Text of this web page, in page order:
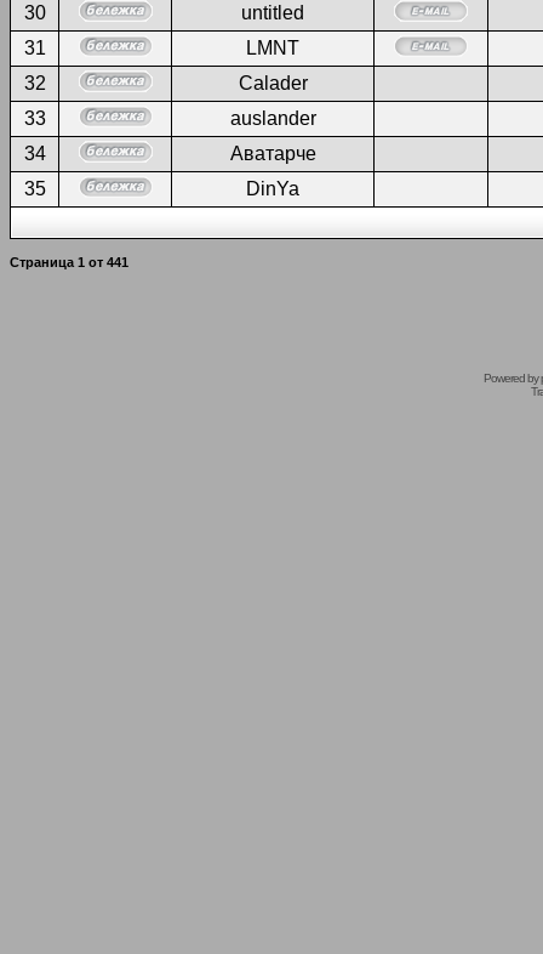
30
untitled
31
LMNT
32
Calader
33
auslander
34
Аватарче
35
DinYa
Страница 1 от 441
Powered by